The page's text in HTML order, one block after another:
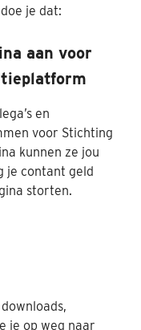
je dat:
aan voor
en
voor Stichting
kunnen ze jou
je contant geld
storten.
je op weg naar